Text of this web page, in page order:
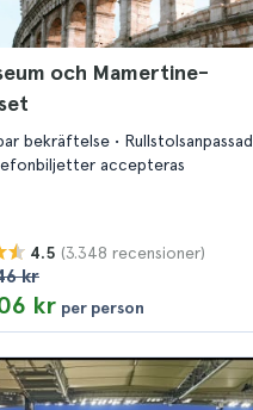
och Mamertine-
bekräftelse
Rullstolsanpassad
accepteras
4.5 (3.348 recensioner)
kr
kr per person